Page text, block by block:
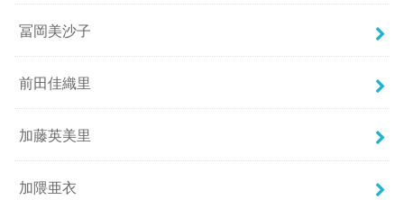
冨岡美沙子
前田佳織里
加藤英美里
加隈亜衣